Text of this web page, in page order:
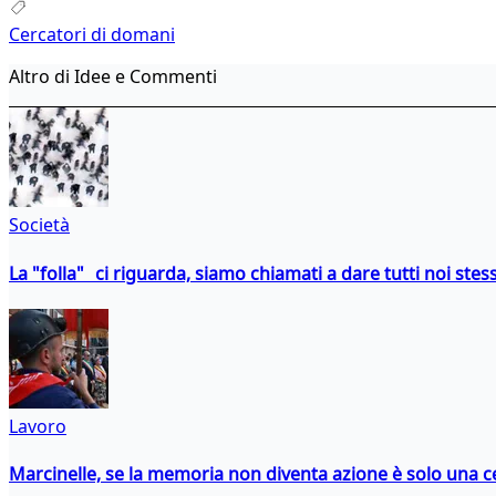
Cercatori di domani
Altro di Idee e Commenti
Società
La "folla" ci riguarda, siamo chiamati a dare tutti noi
Lavoro
Marcinelle, se la memoria non diventa azione è solo una